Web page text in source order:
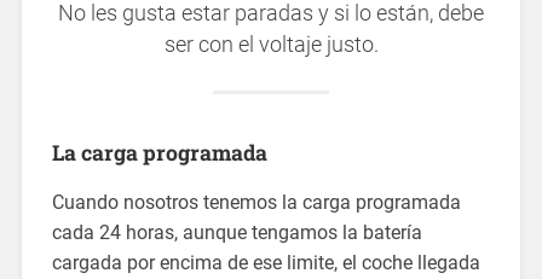
No les gusta estar paradas y si lo están, debe
ser con el voltaje justo.
La carga programada
Cuando nosotros tenemos la carga programada
cada 24 horas, aunque tengamos la batería
cargada por encima de ese limite, el coche llegada